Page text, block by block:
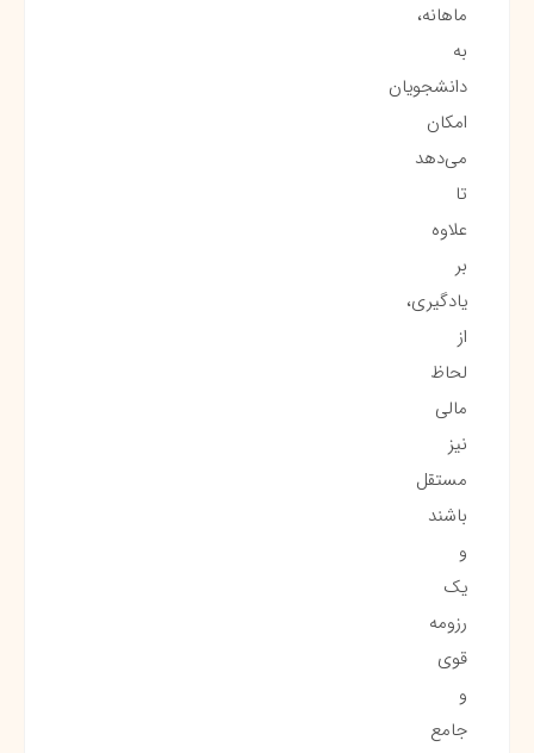
ماهانه،
به
دانشجویان
امکان
می‌دهد
تا
علاوه
بر
یادگیری،
از
لحاظ
مالی
نیز
مستقل
باشند
و
یک
رزومه
قوی
و
جامع